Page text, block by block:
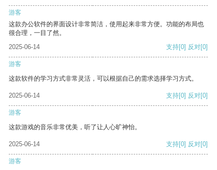
游客
这款办公软件的界面设计非常简洁，使用起来非常方便。功能的布局也
很合理，一目了然。
2025-06-14
支持[0] 反对[0]
游客
这款软件的学习方式非常灵活，可以根据自己的需求选择学习方式。
2025-06-14 支持[0] 反对[0]
游客
这款游戏的音乐非常优美，听了让人心旷神怡。
2025-06-14 支持[0] 反对[0]
游客